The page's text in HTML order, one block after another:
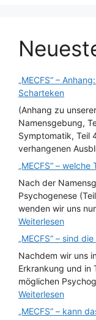
„MECFS“ –
Scharteken
(Anhang zu
Namensgebung,
Symptomatik, Teil
verhangenen
„MECFS“ –
Nach der
Psychogenese
wenden wir uns
Weiterlesen
„MECFS“ – sind
Nachdem wir uns
Erkrankung und in
möglichen
Weiterlesen
„MECFS“ – kann